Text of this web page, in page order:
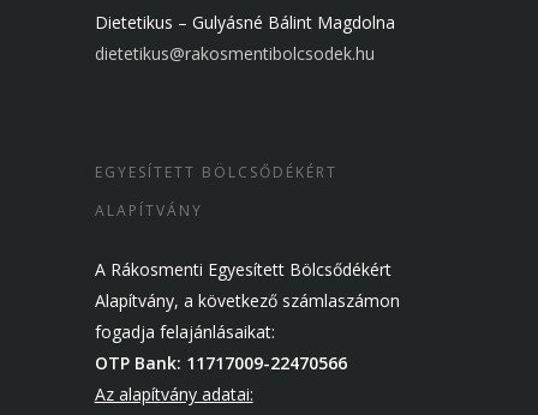
Dietetikus – Gulyásné Bálint Magdolna
dietetikus@rakosmentibolcsodek.hu
EGYESÍTETT BÖLCSŐDÉKÉRT
ALAPÍTVÁNY
A Rákosmenti Egyesített Bölcsődékért
Alapítvány, a következő számlaszámon
fogadja felajánlásaikat:
OTP Bank: 11717009-22470566
Az alapítvány adatai: